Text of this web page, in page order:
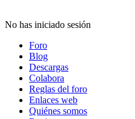
No has iniciado sesión
Foro
Blog
Descargas
Colabora
Reglas del foro
Enlaces web
Quiénes somos